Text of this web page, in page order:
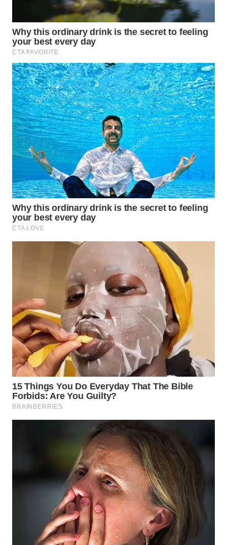
INDRAMAYU
WN
KUNINGAN
WN
MAJALENGKA
WN
SUBANG
WN
SUKABUMI
WN
PURWAKARTA
WN
PRIANGAN
TIMUR
WN
SOLO
WN
BOROBUDUR
WN
MADURA
WN
MANDALIKA